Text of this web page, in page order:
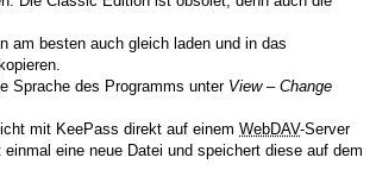
am besten auch gleich laden und in das
Sprache des Programms unter View– Change
mit KeePass direkt auf einem WebDAV-Server
eine neue Datei und speichert diese auf dem